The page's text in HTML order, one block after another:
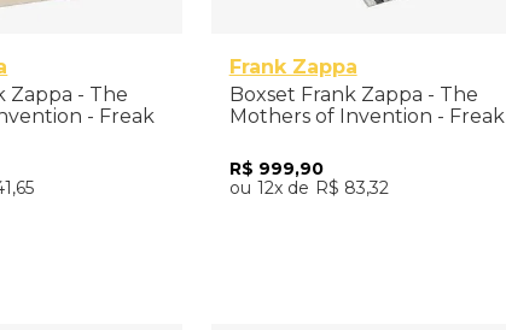
Zappa - The
- Freak
,65
Frank Zappa
Boxset Frank Zappa - The
Mothers of Invention - Freak
Importado
R$ 999,90
12
R$ 83,32